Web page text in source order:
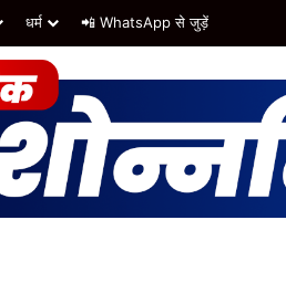
धर्म 📲 WhatsApp से जुड़ें